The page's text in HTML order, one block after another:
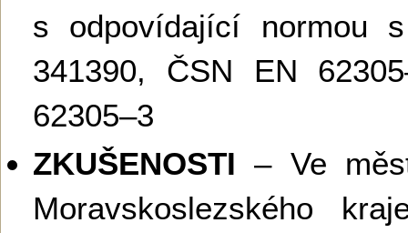
s odpovídající normou
341390, ČSN EN
62305–3
ZKUŠENOSTI – Ve
Moravskoslezského